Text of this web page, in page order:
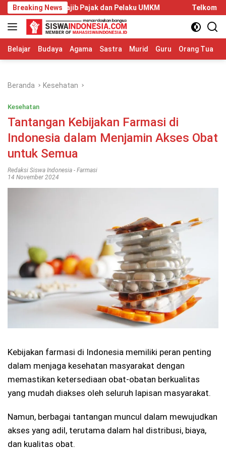
Langsung
ke
konten
Breaking News
Wajib Pajak dan Pelaku UMKM Telkom University
Belajar Budaya Agama Sastra Murid Guru Orang Tua
Beranda Kesehatan
Kesehatan
Tantangan Kebijakan Farmasi di
Indonesia dalam Menjamin Akses Obat
untuk Semua
Redaksi Siswa Indonesia - Farmasi
14 November 2024
Kebijakan farmasi di Indonesia memiliki peran penting
dalam menjaga kesehatan masyarakat dengan
memastikan ketersediaan obat-obatan berkualitas
yang mudah diakses oleh seluruh lapisan masyarakat.
Namun, berbagai tantangan muncul dalam mewujudkan
akses yang adil, terutama dalam hal distribusi, biaya,
dan kualitas obat.